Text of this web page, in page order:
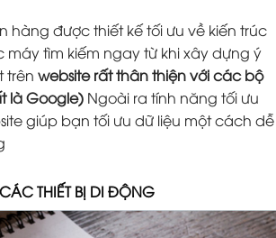
hàng được thiết kế tối ưu về kiến trúc
máy tìm kiếm ngay từ khi xây dựng ý
trên website rất thân thiện với các bộ
là Google) Ngoài ra tính năng tối ưu
giúp bạn tối ưu dữ liệu một cách dễ
THIẾT BỊ DI ĐỘNG